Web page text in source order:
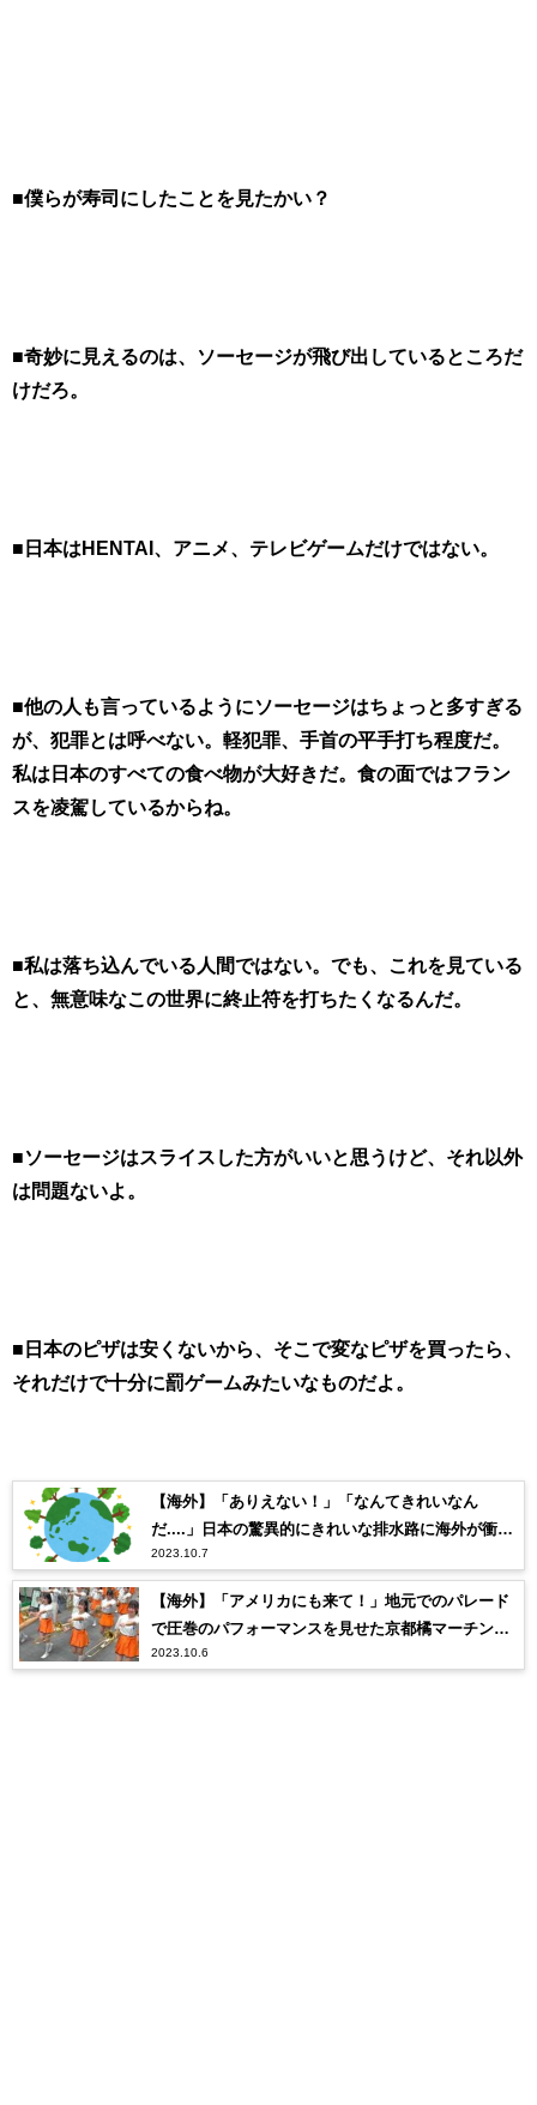
■僕らが寿司にしたことを見たかい？
■奇妙に見えるのは、ソーセージが飛び出しているところだ
けだろ。
■日本はHENTAI、アニメ、テレビゲームだけではない。
■他の人も言っているようにソーセージはちょっと多すぎる
が、犯罪とは呼べない。軽犯罪、手首の平手打ち程度だ。
私は日本のすべての食べ物が大好きだ。食の面ではフラン
スを凌駕しているからね。
■私は落ち込んでいる人間ではない。でも、これを見ている
と、無意味なこの世界に終止符を打ちたくなるんだ。
■ソーセージはスライスした方がいいと思うけど、それ以外
は問題ないよ。
■日本のピザは安くないから、そこで変なピザを買ったら、
それだけで十分に罰ゲームみたいなものだよ。
【海外】「ありえない！」「なんてきれいなん
だ....」日本の驚異的にきれいな排水路に海外が衝
撃！
2023.10.7
【海外】「アメリカにも来て！」地元でのパレード
で圧巻のパフォーマンスを見せた京都橘マーチング
バンドに海外から称賛の嵐！
2023.10.6